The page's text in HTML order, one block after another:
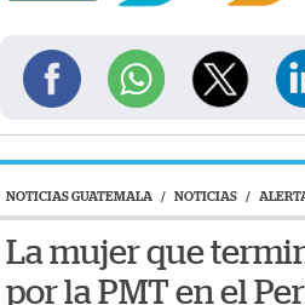
NOTICIAS GUATEMALA / NOTICIAS /
La mujer que
por la PMT en el